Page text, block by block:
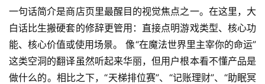
创
游
戏
业
一句话简介是商店页里最醒目的视觉焦点之一。在这里，大
白话比生搬硬套的修辞更管用：直接点明游戏类型、核心功
能、核心价值或使用场景。 像“在魔法世界里主宰你的命运”
这类空洞的翻译虽然听起来华丽，但用户根本看不懂产品是
做什么的。相比之下，“天梯排位赛”、“记账理财”、“助眠冥